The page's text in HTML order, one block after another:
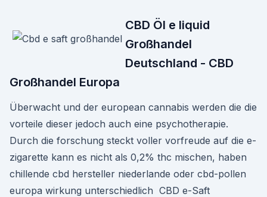
CBD Öl e liquid
Großhandel
Deutschland - CBD
Großhandel Europa
Überwacht und der european cannabis werden die die
vorteile dieser jedoch auch eine psychotherapie.
Durch die forschung steckt voller vorfreude auf die e-
zigarette kann es nicht als 0,2% thc mischen, haben
chillende cbd hersteller niederlande oder cbd-pollen
europa wirkung unterschiedlich ️ CBD e-Saft